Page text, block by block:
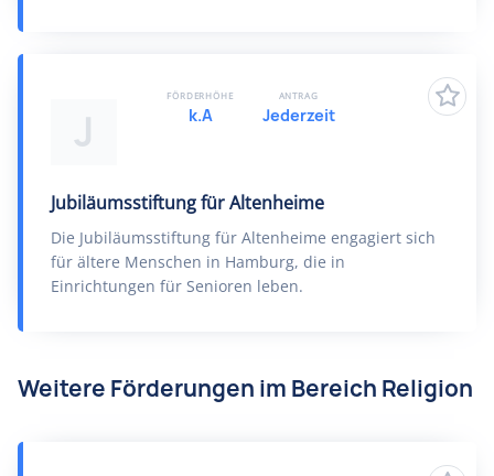
J
Jubiläumsstiftung für Altenheime
Die Jubiläumsstiftung für Altenheime engagiert sich
für ältere Menschen in Hamburg, die in
Einrichtungen für Senioren leben.
FÖRDERHÖHE
k.A
ANTRAG
Jederzeit
Weitere Förderungen im Bereich Religion